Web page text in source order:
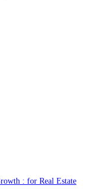
: for Real Estate